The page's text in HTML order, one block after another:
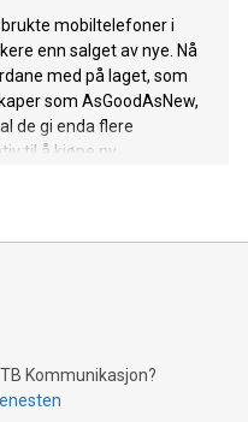
brukte mobiltelefoner i
enn salget av nye. Nå
med på laget, som
som AsGoodAsNew,
de gi enda flere
til å kjøpe ny
Kommunikasjon?